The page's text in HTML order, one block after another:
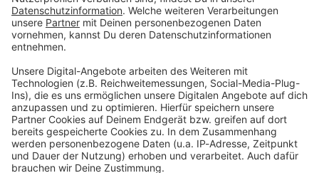
6. Der Hörer räumt ROCK ANTENNE unentgeltlich und
unwiderruflich, zeitlich, örtlich und inhaltlich unbeschränkt
sämtliche Nutzungs- und Verwertungsrechte an den
Erkenntnissen und getätigten Tonaufnahmen ein,
insbesondere diese für die Zwecke eines Radiosenders
verwenden zu dürfen, über sämtliche Verbreitungswege
(UKW, DAB+, Streaming, etc.) verbreiten zu können und/oder
im Internet, insbesondere auch Social Media Plattformen
öffentlich zugänglich zu machen. Der Hörer versichert, dass
seine getätigten Aussagen frei von Rechten Dritter sind und
uneingeschränkt verfügen kann, es frei übertragbar und